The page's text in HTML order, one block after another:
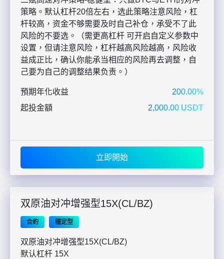
策略。默认杠杆20倍左右，选此策略注意风险，杠
杆较高，资金不够需要及时自己补仓，承受不了此
风险的不要选。（需更高杠杆 可开启自定义参数中
设置，但请注意风险，杠杆越高风险越高，风险收
益成正比，确认你能承当相应的风险再去调整，自
己要为自己的调整结果负责。）
預期年化收益
200.00%
起投金額
2,000.00 USDT
立即開始
双原油对冲增强型15X(CL/BZ)
合約 穩定型
双原油对冲增强型15X(CL/BZ)
默认杠杆 15X